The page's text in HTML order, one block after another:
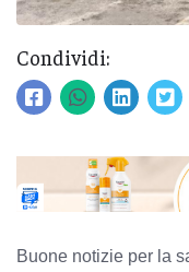
Condividi:
Buone notizie per la